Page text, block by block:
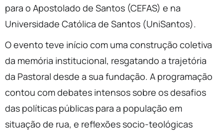
para o Apostolado de Santos (CEFAS) e na
Universidade Católica de Santos (UniSantos).
O evento teve início com uma construção coletiva
da memória institucional, resgatando a trajetória
da Pastoral desde a sua fundação. A programação
contou com debates intensos sobre os desafios
das políticas públicas para a população em
situação de rua, e reflexões socio-teológicas